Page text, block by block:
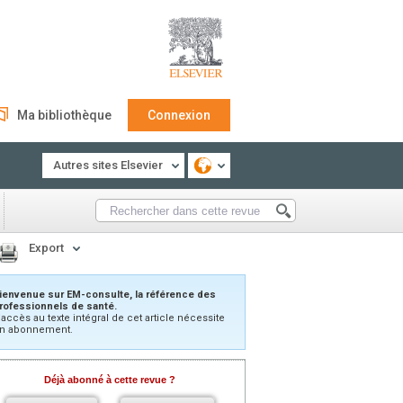
Ma bibliothèque Connexion
Autres sites Elsevier
Export
sur EM-consulte, la référence des
de santé.
au texte intégral de cet article nécessite
abonnement.
Déjà abonné à cette revue ?